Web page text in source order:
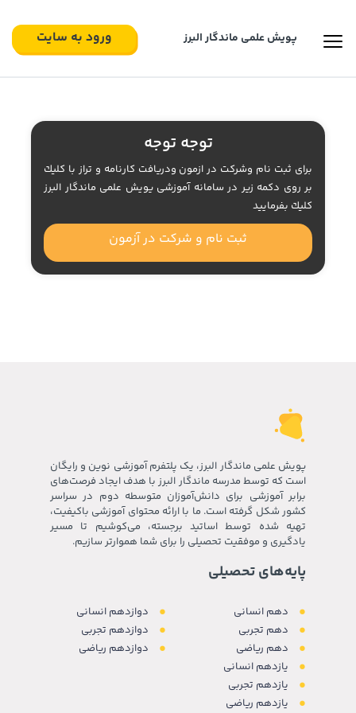
پویش علمی ماندگار البرز‍ ورود به سایت
توجه توجه
براى ثبت نام وشركت در ازمون ودريافت كارنامه و تراز با كليك
بر روى دكمه زير در سامانه آموزشى يويش علمى ماندگار البرز
كليك بفرماييد
ثبت نام و شرکت در آزمون
پویش علمی ماندگار البرز، یک پلتفرم آموزشی نوین و رایگان
است که توسط مدرسه ماندگار البرز با هدف ایجاد فرصت‌های
برابر آموزشی برای دانش‌آموزان متوسطه دوم در سراسر
کشور شکل گرفته است. ما با ارائه محتوای آموزشی باکیفیت،
تهیه شده توسط اساتید برجسته، می‌کوشیم تا مسیر
یادگیری و موفقیت تحصیلی را برای شما هموارتر سازیم.
پایه‌های تحصیلی
دهم انسانی
دهم تجربی
دهم ریاضی
یازدهم انسانی
یازدهم تجربی
یازدهم ریاضی
دوازدهم انسانی
دوازدهم تجربی
دوازدهم ریاضی